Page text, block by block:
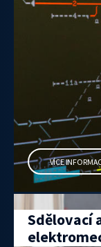
VÍCE
Sdělovací